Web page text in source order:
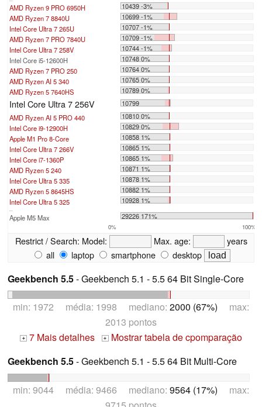
AMD Ryzen 9 PRO 6950H
10439 -3%
AMD Ryzen 7 8840U
10699 -1%
Intel Core Ultra 7 265U
10707 -1%
AMD Ryzen 7 PRO 7840U
10709 -1%
Intel Core Ultra 7 258V
10744 -1%
Intel Core i5-12600H
10748 0%
AMD Ryzen 7 PRO 250
10764 0%
AMD Ryzen AI 5 340
10765 0%
AMD Ryzen 5 7640HS
10789 0%
Intel Core Ultra 7 256V
10799
AMD Ryzen AI 5 PRO 440
10810 0%
Intel Core i9-12900H
10829 0%
Apple M1 Pro 8-Core
10858 1%
Intel Core Ultra 7 266V
10865 1%
Intel Core i7-1360P
10865 1%
AMD Ryzen 5 240
10871 1%
Intel Core Ultra 5 335
10878 1%
AMD Ryzen 5 8645HS
10882 1%
Intel Core Ultra 5 325
10928 1%
Apple M5 Max 29226 171%
0% 100%
Restrict / Search: Model: Max. age:
years
all
laptop smartphone desktop
Geekbench 5.5- Geekbench 5.1 - 5.5 64 Bit Single-Core
min: 1972 média: 1998 mediano: 2000 (67%) max:
2013 pontos
+ 7 Mais detalhes + Mostrar tabela de cpomparação
Geekbench 5.5- Geekbench 5.1 - 5.5 64 Bit Multi-Core
min: 9044 média: 9466 mediano: 9564 (17%) max: